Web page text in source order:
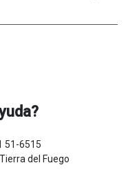
51-6515
del Fuego